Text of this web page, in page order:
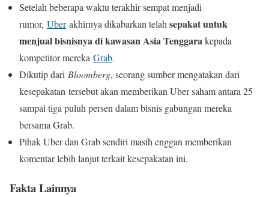
Setelah beberapa waktu terakhir sempat menjadi
rumor, Uberakhirnya dikabarkan telahsepakat untuk
menjual bisnisnya di kawasan Asia Tenggarakepada
kompetitor mereka Grab.
Dikutip dari Bloomberg, seorang sumber mengatakan dari
kesepakatan tersebut akan memberikan Uber saham antara 25
sampai tiga puluh persen dalam bisnis gabungan mereka
bersama Grab.
Pihak Uber dan Grab sendiri masih enggan memberikan
komentar lebih lanjut terkait kesepakatan ini.
Fakta Lainnya